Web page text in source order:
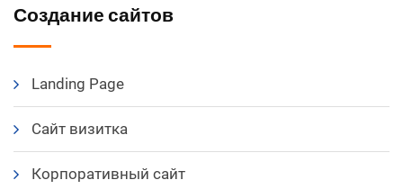
Создание сайтов
Landing Page
Сайт визитка
Корпоративный сайт